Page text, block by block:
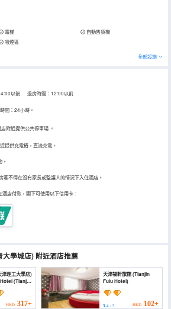
電梯
自動售貨機
吸煙區
全部設施
以後 退房時間：12:00以前
間：24小時。
店附近提供公共停車場 。
提供充電樁，直流充電。
。
客不得在沒有家長或監護人的情況下入住酒店。
酒店付款，閣下可使用以下信用卡：
大學城店) 附近酒店推薦
津理工大學店)
(Tianjin
Branch))
HKD 317+
天津福軒旅館 (Tianjin
Fulu Hotel)
3.4/ 5 HKD 102+